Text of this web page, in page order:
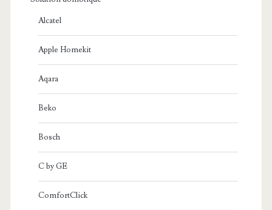
Alcatel
Apple Homekit
Aqara
Beko
Bosch
C by GE
ComfortClick